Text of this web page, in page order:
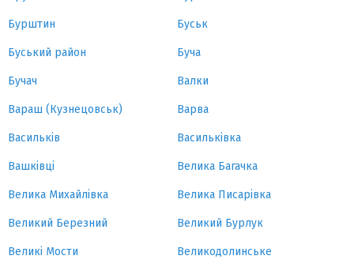
Бурштин Буськ
Буський район Буча
Бучач Валки
Вараш (Кузнецовськ) Варва
Васильків Васильківка
Вашківці Велика Багачка
Велика Михайлівка Велика Писарівка
Великий Березний Великий Бурлук
Великі Мости Великодолинське